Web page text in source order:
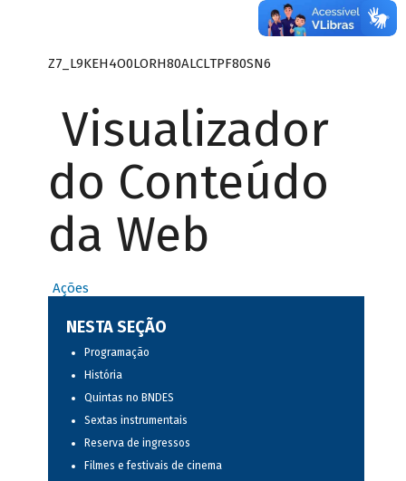
Z7_L9KEH4O0LORH80ALCLTPF80SN6
Visualizador
do Conteúdo
da Web
Ações
NESTA SEÇÃO
Programação
História
Quintas no BNDES
Sextas instrumentais
Reserva de ingressos
Filmes e festivais de cinema